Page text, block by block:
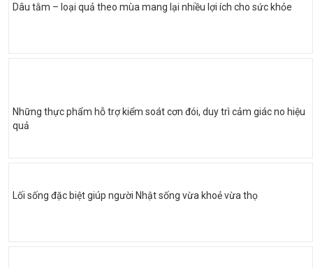
Dâu tằm – loại quả theo mùa mang lại nhiều lợi ích cho sức khỏe
Những thực phẩm hỗ trợ kiểm soát cơn đói, duy trì cảm giác no hiệu
quả
Lối sống đặc biệt giúp người Nhật sống vừa khoẻ vừa thọ